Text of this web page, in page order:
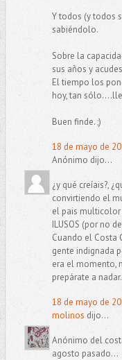
Y todos (y todos
sabiéndolo.
Sobre la
sus años y
El tiempo los
hoy, tan
Buen finde. ;)
18 de mayo de
Anónimo dijo...
¿y qué creíais?,
convirtiendo el
el pais multicolor
ILUSOS (por no
Cuando el Costa
gente indignada
era el momento,
prepárate a
18 de mayo de
molinos dijo...
Anónimo del
agosto pasado...